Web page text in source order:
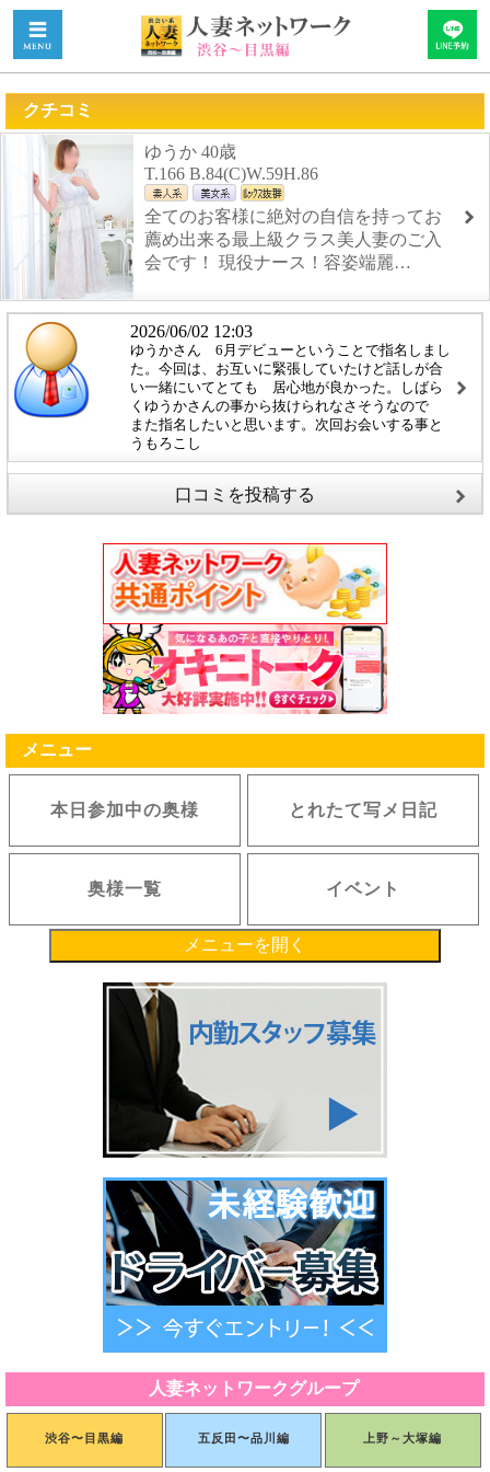
クチコミ
ゆうか 40歳
T.166 B.84(C)W.59H.86
全てのお客様に絶対の自信を持ってお
薦め出来る最上級クラス美人妻のご入
会です！ 現役ナース！容姿端麗…
2026/06/02 12:03
ゆうかさん 6月デビューということで指名しまし
た。今回は、お互いに緊張していたけど話しが合
い一緒にいてとても 居心地が良かった。しばら
くゆうかさんの事から抜けられなさそうなので
また指名したいと思います。次回お会いする事と
うもろこし
口コミを投稿する
メニュー
本日参加中の奥様 とれたて写メ日記
奥様一覧 イベント
メニューを開く
人妻ネットワークグループ
渋谷〜目黒編 五反田〜品川編 上野～大塚編